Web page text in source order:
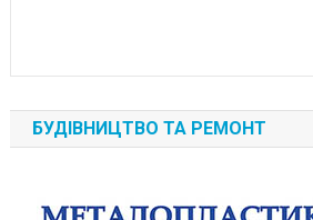
БУДІВНИЦТВО ТА РЕМОНТ